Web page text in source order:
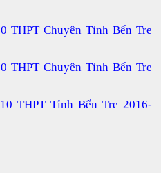
THPT Chuyên Tỉnh Bến Tre
THPT Chuyên Tỉnh Bến Tre
THPT Tỉnh Bến Tre 2016-